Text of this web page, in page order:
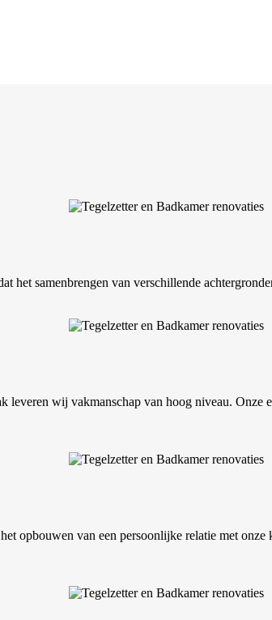
samenbrengen van verschillende
wij vakmanschap van hoog niveau. Onze
opbouwen van een persoonlijke relatie met